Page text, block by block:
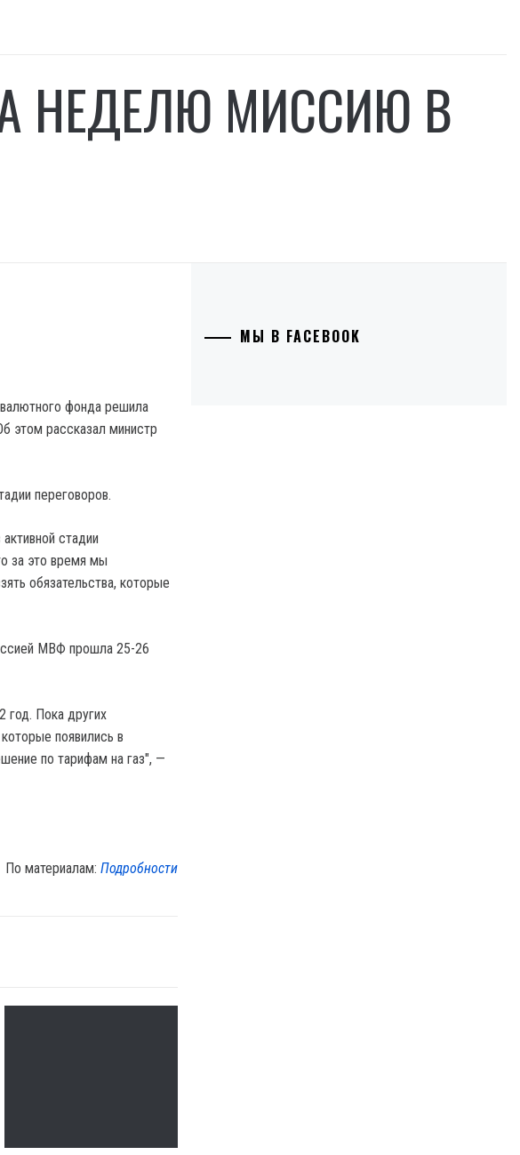
НЕДЕЛЮ МИССИЮ В
фонда решила
этом рассказал министр
переговоров.
стадии
за это время мы
обязательства, которые
МВФ прошла 25-26
год. Пока других
появились в
по тарифам на газ", —
По материалам:Подробности
МЫ В FACEBOOK